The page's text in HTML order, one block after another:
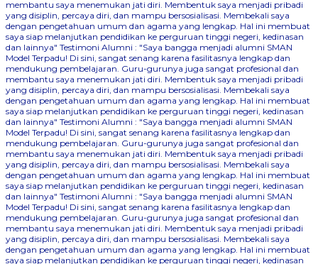
membantu saya menemukan jati diri. Membentuk saya menjadi pribadi
yang disiplin, percaya diri, dan mampu bersosialisasi. Membekali saya
dengan pengetahuan umum dan agama yang lengkap. Hal ini membuat
saya siap melanjutkan pendidikan ke perguruan tinggi negeri, kedinasan
dan lainnya" Testimoni Alumni : "Saya bangga menjadi alumni SMAN
Model Terpadu! Di sini, sangat senang karena fasilitasnya lengkap dan
mendukung pembelajaran. Guru-gurunya juga sangat profesional dan
membantu saya menemukan jati diri. Membentuk saya menjadi pribadi
yang disiplin, percaya diri, dan mampu bersosialisasi. Membekali saya
dengan pengetahuan umum dan agama yang lengkap. Hal ini membuat
saya siap melanjutkan pendidikan ke perguruan tinggi negeri, kedinasan
dan lainnya" Testimoni Alumni : "Saya bangga menjadi alumni SMAN
Model Terpadu! Di sini, sangat senang karena fasilitasnya lengkap dan
mendukung pembelajaran. Guru-gurunya juga sangat profesional dan
membantu saya menemukan jati diri. Membentuk saya menjadi pribadi
yang disiplin, percaya diri, dan mampu bersosialisasi. Membekali saya
dengan pengetahuan umum dan agama yang lengkap. Hal ini membuat
saya siap melanjutkan pendidikan ke perguruan tinggi negeri, kedinasan
dan lainnya" Testimoni Alumni : "Saya bangga menjadi alumni SMAN
Model Terpadu! Di sini, sangat senang karena fasilitasnya lengkap dan
mendukung pembelajaran. Guru-gurunya juga sangat profesional dan
membantu saya menemukan jati diri. Membentuk saya menjadi pribadi
yang disiplin, percaya diri, dan mampu bersosialisasi. Membekali saya
dengan pengetahuan umum dan agama yang lengkap. Hal ini membuat
saya siap melanjutkan pendidikan ke perguruan tinggi negeri, kedinasan